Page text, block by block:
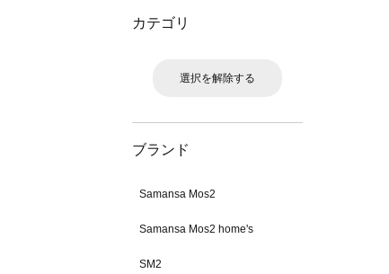
カテゴリ
選択を解除する
ブランド
Samansa Mos2
Samansa Mos2 home's
SM2